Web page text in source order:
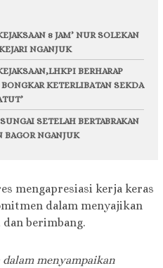
8 JAM’ NUR SOLEKAN
NGANJUK
BERHARAP
KETERLIBATAN SEKDA
SETELAH BERTABRAKAN
BAGOR NGANJUK
mengapresiasi kerja keras
dalam menyajikan
berimbang.
menyampaikan